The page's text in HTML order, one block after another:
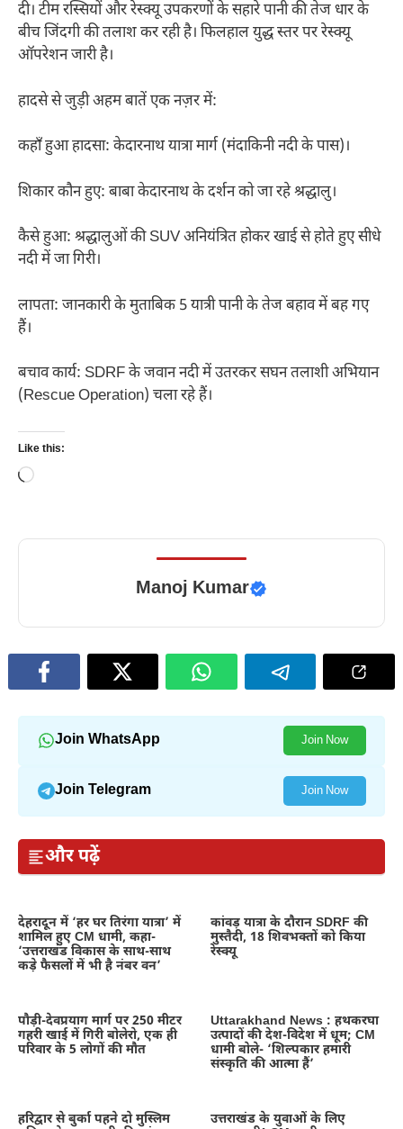
दी। टीम रस्सियों और रेस्क्यू उपकरणों के सहारे पानी की तेज धार के
बीच जिंदगी की तलाश कर रही है। फिलहाल युद्ध स्तर पर रेस्क्यू
ऑपरेशन जारी है।
हादसे से जुड़ी अहम बातें एक नज़र में:
कहाँ हुआ हादसा: केदारनाथ यात्रा मार्ग (मंदाकिनी नदी के पास)।
शिकार कौन हुए: बाबा केदारनाथ के दर्शन को जा रहे श्रद्धालु।
कैसे हुआ: श्रद्धालुओं की SUV अनियंत्रित होकर खाई से होते हुए सीधे
नदी में जा गिरी।
लापता: जानकारी के मुताबिक 5 यात्री पानी के तेज बहाव में बह गए
हैं।
बचाव कार्य: SDRF के जवान नदी में उतरकर सघन तलाशी अभियान
(Rescue Operation) चला रहे हैं।
Like this:
Loading…
Manoj Kumar
Join WhatsApp Join Now
Join Telegram Join Now
और पढ़ें
देहरादून में ‘हर घर तिरंगा यात्रा’ में
शामिल हुए CM धामी, कहा-
‘उत्तराखंड विकास के साथ-साथ
कड़े फैसलों में भी है नंबर वन’
कांवड़ यात्रा के दौरान SDRF की
मुस्तैदी, 18 शिवभक्तों को किया
रेस्क्यू
पौड़ी-देवप्रयाग मार्ग पर 250 मीटर
गहरी खाई में गिरी बोलेरो, एक ही
परिवार के 5 लोगों की मौत
Uttarakhand News : हथकरघा
उत्पादों की देश-विदेश में धूम; CM
धामी बोले- ‘शिल्पकार हमारी
संस्कृति की आत्मा हैं’
हरिद्वार से बुर्का पहने दो मुस्लिम
उत्तराखंड के युवाओं के लिए